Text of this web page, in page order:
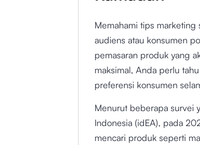
Memahami tips
audiens atau konsumen
pemasaran produk yang
maksimal, Anda perlu
preferensi konsumen
Menurut beberapa survei
Indonesia (idEA), pada
mencari produk seperti